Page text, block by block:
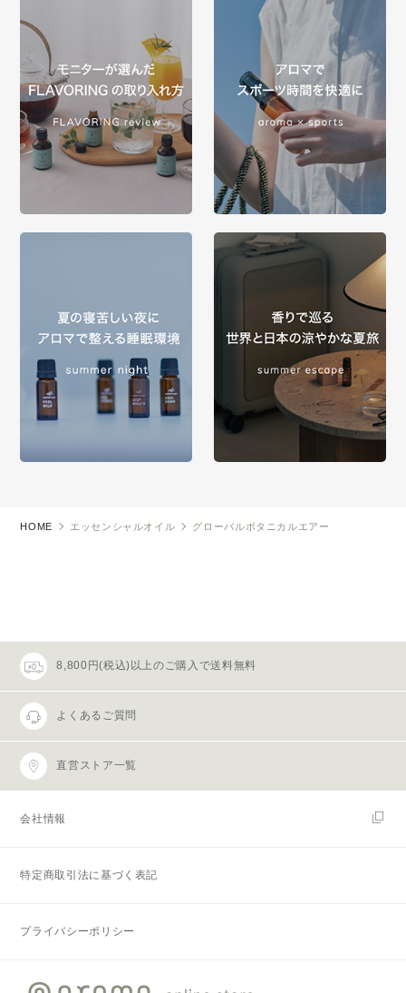
HOME エッセンシャルオイル グローバルボタニカルエアー
8,800円(税込)以上のご購入で送料無料
よくあるご質問
直営ストア一覧
会社情報
特定商取引法に基づく表記
プライバシーポリシー